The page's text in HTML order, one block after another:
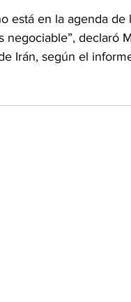
está en la agenda de
declaró
Irán, según el